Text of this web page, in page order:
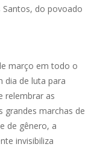
do povoado
março em todo o
dia de luta para
relembrar as
grandes marchas de
de gênero, a
invisibiliza